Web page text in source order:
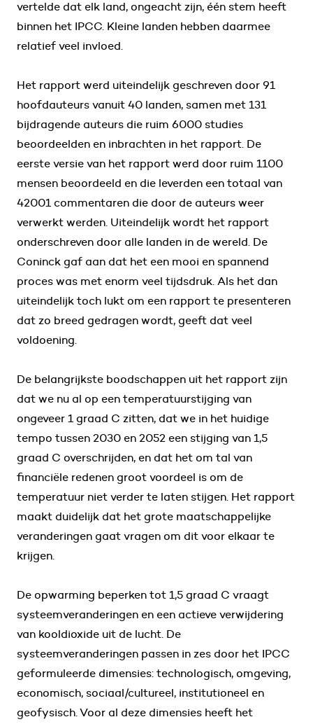
vertelde dat elk land, ongeacht zijn, één stem heeft
binnen het IPCC. Kleine landen hebben daarmee
relatief veel invloed.
Het rapport werd uiteindelijk geschreven door 91
hoofdauteurs vanuit 40 landen, samen met 131
bijdragende auteurs die ruim 6000 studies
beoordeelden en inbrachten in het rapport. De
eerste versie van het rapport werd door ruim 1100
mensen beoordeeld en die leverden een totaal van
42001 commentaren die door de auteurs weer
verwerkt werden. Uiteindelijk wordt het rapport
onderschreven door alle landen in de wereld. De
Coninck gaf aan dat het een mooi en spannend
proces was met enorm veel tijdsdruk. Als het dan
uiteindelijk toch lukt om een rapport te presenteren
dat zo breed gedragen wordt, geeft dat veel
voldoening.
De belangrijkste boodschappen uit het rapport zijn
dat we nu al op een temperatuurstijging van
ongeveer 1 graad C zitten, dat we in het huidige
tempo tussen 2030 en 2052 een stijging van 1,5
graad C overschrijden, en dat het om tal van
financiële redenen groot voordeel is om de
temperatuur niet verder te laten stijgen. Het rapport
maakt duidelijk dat het grote maatschappelijke
veranderingen gaat vragen om dit voor elkaar te
krijgen.
De opwarming beperken tot 1,5 graad C vraagt
systeemveranderingen en een actieve verwijdering
van kooldioxide uit de lucht. De
systeemveranderingen passen in zes door het IPCC
geformuleerde dimensies: technologisch, omgeving,
economisch, sociaal/cultureel, institutioneel en
geofysisch. Voor al deze dimensies heeft het